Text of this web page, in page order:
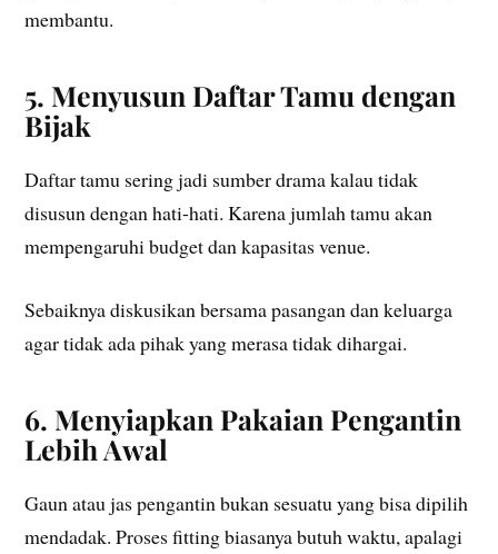
membantu.
5. Menyusun Daftar Tamu dengan
Bijak
Daftar tamu sering jadi sumber drama kalau tidak
disusun dengan hati-hati. Karena jumlah tamu akan
mempengaruhi budget dan kapasitas venue.
Sebaiknya diskusikan bersama pasangan dan keluarga
agar tidak ada pihak yang merasa tidak dihargai.
6. Menyiapkan Pakaian Pengantin
Lebih Awal
Gaun atau jas pengantin bukan sesuatu yang bisa dipilih
mendadak. Proses fitting biasanya butuh waktu, apalagi